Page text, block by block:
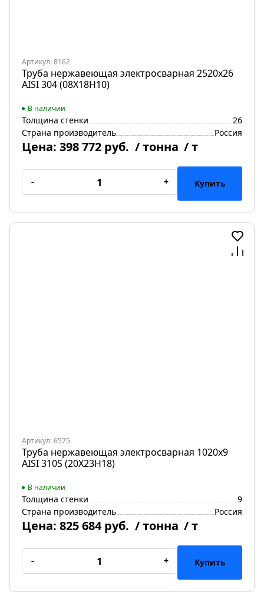
Артикул: 8162
Труба нержавеющая электросварная 2520х26
AISI 304 (08Х18Н10)
В наличии
Толщина стенки
26
Страна производитель
Россия
Цена: 398 772 руб. / тонна / т
- + Купить
Артикул: 6575
Труба нержавеющая электросварная 1020х9
AISI 310S (20Х23Н18)
В наличии
Толщина стенки
9
Страна производитель
Россия
Цена: 825 684 руб. / тонна / т
- + Купить